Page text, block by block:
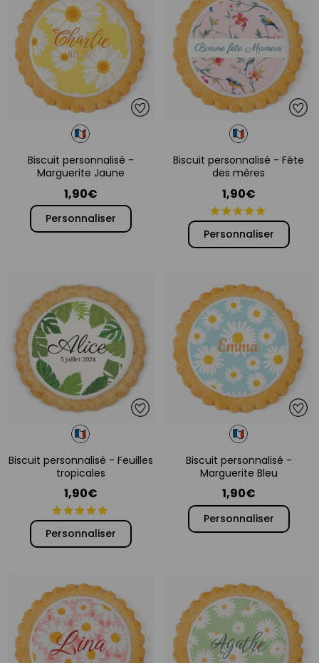
Biscuit personnalisé -
Marguerite Jaune
1,90€
Personnaliser
Biscuit personnalisé - Fête
des mères
1,90€
Personnaliser
Biscuit personnalisé - Feuilles
tropicales
1,90€
Personnaliser
Biscuit personnalisé -
Marguerite Bleu
1,90€
Personnaliser